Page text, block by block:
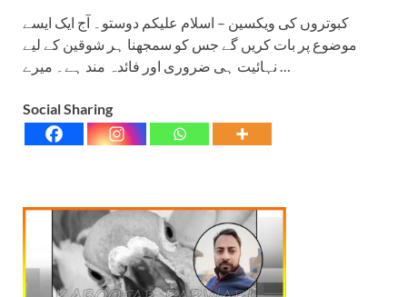
کبوتروں کی ویکسین – اسلام علیکم دوستو۔ آج ایک ایسے
موضوع پر بات کریں گے جس کو سمجھنا ہر شوقین کے لیے
نہائیت ہی ضروری اور فائدہ مند ہے۔ میرے …
Social Sharing